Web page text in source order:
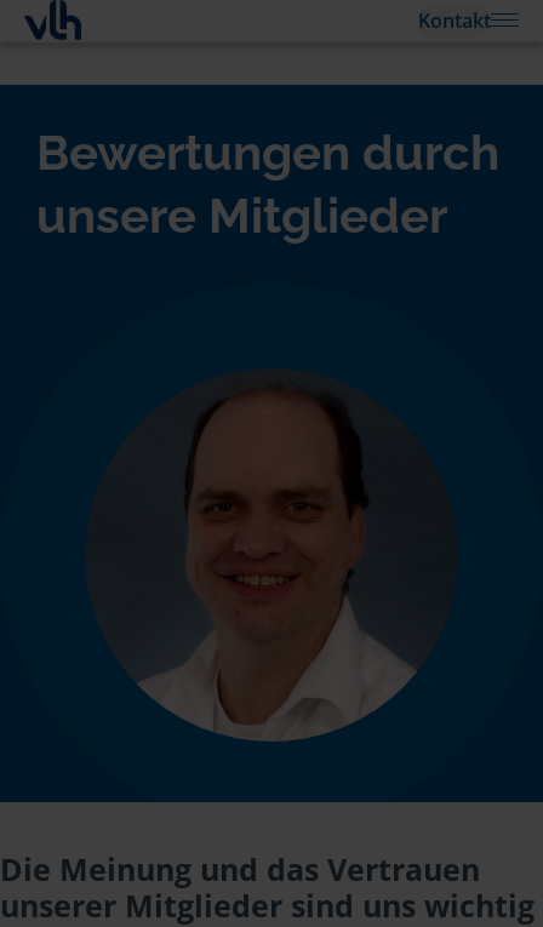
Kontakt
Bewertungen durch
unsere Mitglieder
Die Meinung und das Vertrauen
unserer Mitglieder sind uns wichtig